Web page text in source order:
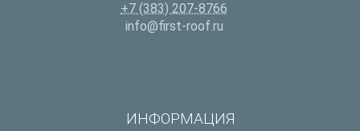
+7 (383) 207-8766
info@first-roof.ru
ИНФОРМАЦИЯ